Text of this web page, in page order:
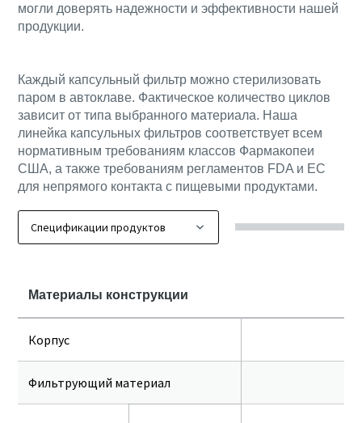
могли доверять надежности и эффективности нашей
продукции.
Каждый капсульный фильтр можно стерилизовать
паром в автоклаве. Фактическое количество циклов
зависит от типа выбранного материала. Наша
линейка капсульных фильтров соответствует всем
нормативным требованиям классов Фармакопеи
США, а также требованиям регламентов FDA и ЕС
для непрямого контакта с пищевыми продуктами.
Материалы конструкции
Корпус
Фильтрующий материал